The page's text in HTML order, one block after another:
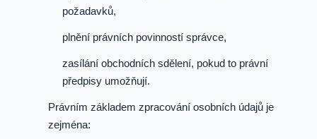
požadavků,
plnění právních povinností správce,
zasílání obchodních sdělení, pokud to právní
předpisy umožňují.
Právním základem zpracování osobních údajů je
zejména: